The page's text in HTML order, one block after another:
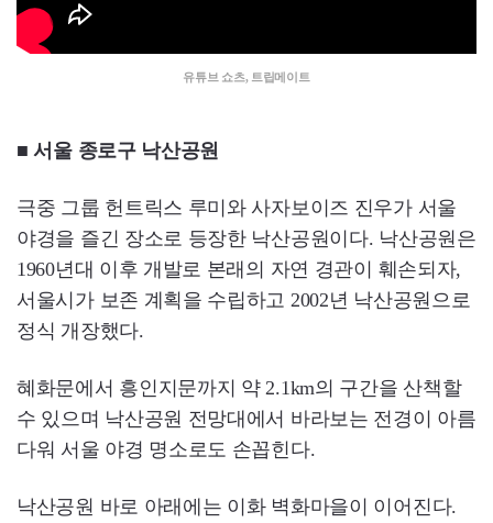
유튜브 쇼츠, 트립메이트
■ 서울 종로구 낙산공원
극중 그룹 헌트릭스 루미와 사자보이즈 진우가 서울
야경을 즐긴 장소로 등장한 낙산공원이다. 낙산공원은
1960년대 이후 개발로 본래의 자연 경관이 훼손되자,
서울시가 보존 계획을 수립하고 2002년 낙산공원으로
정식 개장했다.
혜화문에서 흥인지문까지 약 2.1km의 구간을 산책할
수 있으며 낙산공원 전망대에서 바라보는 전경이 아름
다워 서울 야경 명소로도 손꼽힌다.
낙산공원 바로 아래에는 이화 벽화마을이 이어진다.